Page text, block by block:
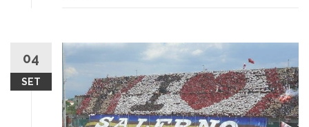
04
SET